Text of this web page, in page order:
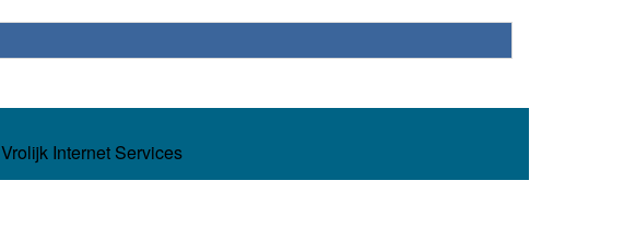
Vrolijk Internet Services